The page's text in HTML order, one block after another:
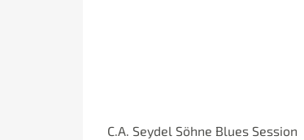
C.A. Seydel Söhne Blues Session